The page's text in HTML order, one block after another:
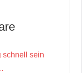
schnell sein